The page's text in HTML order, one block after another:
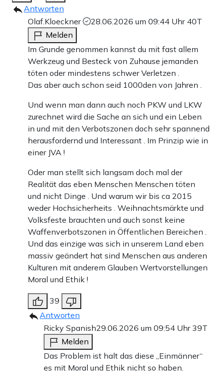
Antworten
Olaf.Kloeckner
28.06.2026 um 09:44 Uhr 40T
Melden
Im Grunde genommen kannst du mit fast allem
Werkzeug und Besteck von Zuhause jemanden
töten oder mindestens schwer Verletzen .
Das aber auch schon seid 1000den von Jahren .
Und wenn man dann auch noch PKW und LKW
zurechnet wird die Sache an sich und ein Leben
in und mit den Verbotszonen doch sehr spannend
herausfordernd und Interessant . Im Prinzip wie in
einer JVA !
Oder man stellt sich langsam doch mal der
Realität das eben Menschen Menschen töten
und nicht Dinge . Und warum wir bis ca 2015
weder Hochsicherheits . Weihnachtsmärkte und
Volksfeste brauchten und auch sonst keine
Waffenverbotszonen in Öffentlichen Bereichen .
Und das einzige was sich in unserem Land eben
massiv geändert hat sind Menschen aus anderen
Kulturen mit anderem Glauben Wertvorstellungen
Moral und Ethik !
39
Antworten
Ricky Spanish29.06.2026 um 09:54 Uhr39T
Melden
Das Problem ist halt das diese „Einmänner“
es mit Moral und Ethik nicht so haben.